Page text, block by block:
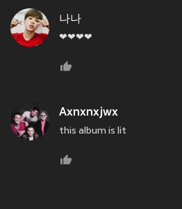
나나
❤❤❤❤
Axnxnxjwx
this album is lit